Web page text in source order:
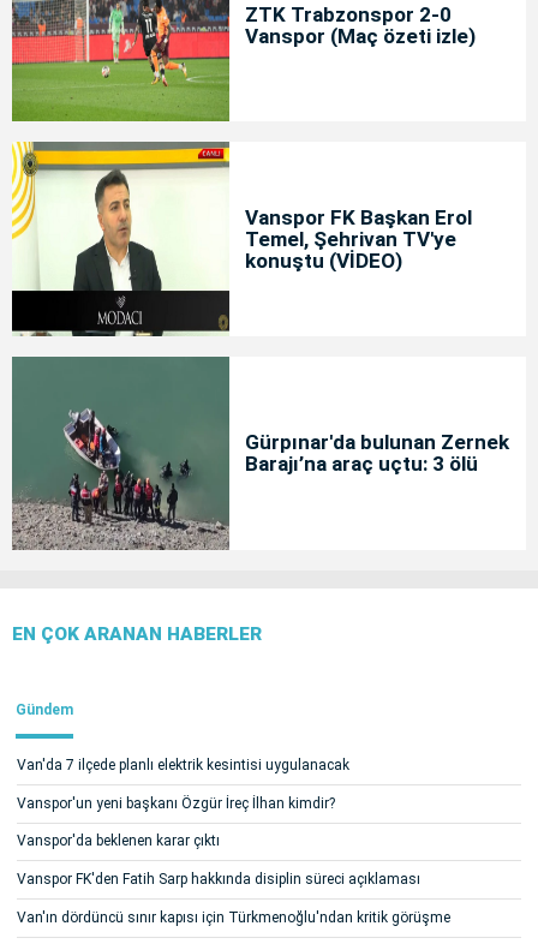
ZTK Trabzonspor 2-0
Vanspor (Maç özeti izle)
Vanspor FK Başkan Erol
Temel, Şehrivan TV'ye
konuştu (VİDEO)
Gürpınar'da bulunan Zernek
Barajı’na araç uçtu: 3 ölü
EN ÇOK ARANAN HABERLER
Gündem
Van'da 7 ilçede planlı elektrik kesintisi uygulanacak
Vanspor'un yeni başkanı Özgür İreç İlhan kimdir?
Vanspor'da beklenen karar çıktı
Vanspor FK'den Fatih Sarp hakkında disiplin süreci açıklaması
Van'ın dördüncü sınır kapısı için Türkmenoğlu'ndan kritik görüşme